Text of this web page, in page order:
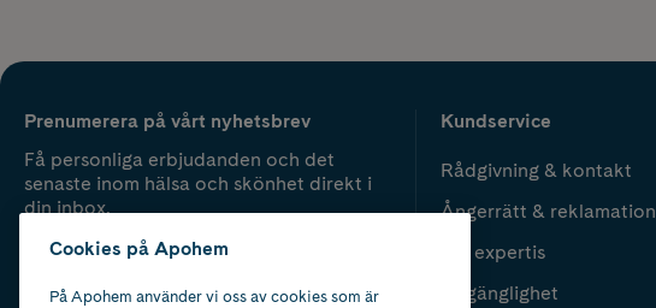
Prenumerera på vårt nyhetsbrev
Få personliga erbjudanden och det
senaste inom hälsa och skönhet direkt i
din inbox.
Kundservice
Rådgivning & kontakt
Ångerrätt & reklamation
Vår expertis
Tillgänglighet
Cookies på Apohem
På Apohem använder vi oss av cookies som är